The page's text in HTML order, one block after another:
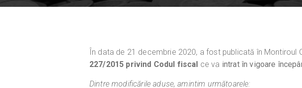
În data de 21 decembrie 2020, a fost publicată în Montiroul
227/2015 privind Codul fiscal ce va intrat în vigoare
Dintre modificările aduse, amintim următoarele: